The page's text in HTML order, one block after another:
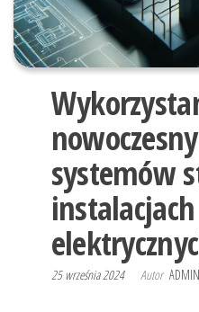
systemów
instalacjach
25 września 2024 Autor ADMIN